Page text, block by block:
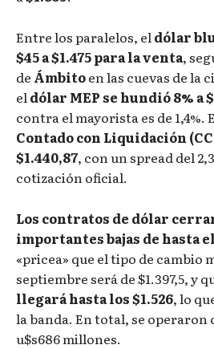
Entre los paralelos, el dólar
$45 a $1.475 para la venta,
de Ámbitoen las cuevas de la
el dólar MEP se hundió 8% a
contra el mayorista es de 1,4%.
Contado con Liquidación
$1.440,87, con un spread del
cotización oficial.
Los contratos de dólar
importantes bajas de hasta el
«pricea» que el tipo de cambio
septiembre será de $1.397,5, y
llegará hasta los $1.526, lo
la banda. En total, se
u$s686 millones.